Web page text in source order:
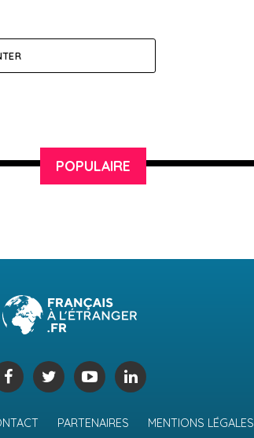
POPULAIRE
PARTENAIRES MENTIONS LÉGALES